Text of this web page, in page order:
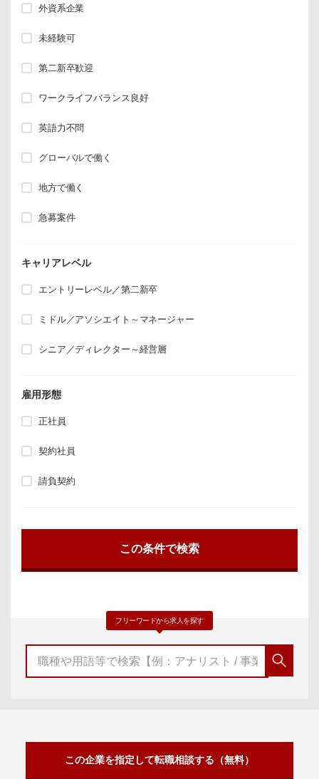
外資系企業
未経験可
第二新卒歓迎
ワークライフバランス良好
英語力不問
グローバルで働く
地方で働く
急募案件
キャリアレベル
エントリーレベル／第二新卒
ミドル／アソシエイト～マネージャー
シニア／ディレクター～経営層
雇用形態
正社員
契約社員
請負契約
フリーワードから求人を探す
この企業を指定して転職相談する（無料）